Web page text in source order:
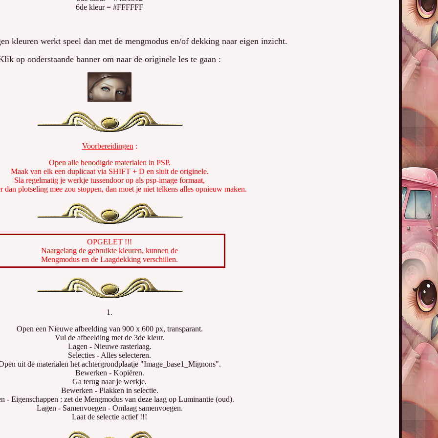
6de kleur = #FFFFFF
kleuren werkt speel dan met de mengmodus en/of dekking naar eigen inzicht.
op onderstaande banner om naar de originele les te gaan :
Voorbereidingen :
Open alle benodigde materialen in PSP.
Maak van elk een duplicaat via SHIFT + D en sluit de originele.
Sla regelmatig je werkje tussendoor op als psp-image formaat,
dan plotseling mee zou stoppen, dan moet je niet telkens alles opnieuw maken.
OPGELET !!!
Naargelang de gebruikte kleuren, kunnen de
Mengmodus en de Laagdekking verschillen.
1.
Open een Nieuwe afbeelding van 900 x 600 px, transparant.
Vul de afbeelding met de 3de kleur.
Lagen - Nieuwe rasterlaag.
Selecties - Alles selecteren.
uit de materialen het achtergrondplaatje "Image_base1_Mignons".
Bewerken - Kopiëren.
Ga terug naar je werkje.
Bewerken - Plakken in selectie.
- Eigenschappen : zet de Mengmodus van deze laag op Luminantie (oud).
Lagen - Samenvoegen - Omlaag samenvoegen.
Laat de selectie actief !!!